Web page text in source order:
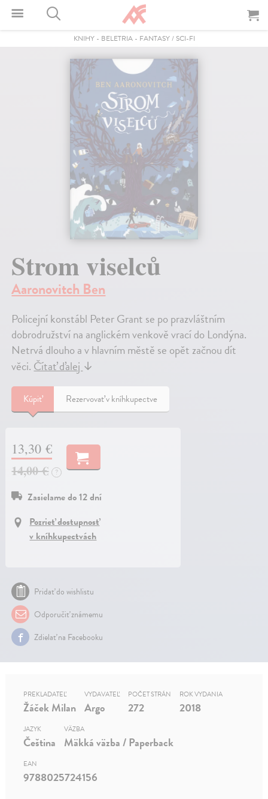
KNIHY- BELETRIA- FANTASY / SCI-FI
Strom viselců
Aaronovitch Ben
Policejní konstábl Peter Grant se po prazvláštním
dobrodružství na anglickém venkově vrací do Londýna.
Netrvá dlouho a v hlavním městě se opět začnou dít
věci. Čítať ďalej ↓
Kúpiť Rezervovať v kníhkupectve
13,30 €
14,00 €
?
Zasielame do 12 dní
Pozrieť dostupnosť
v kníhkupectvách
Pridať do wishlistu
Odporučiť známemu
Zdielať na Facebooku
PREKLADATEĽ
Žáček Milan
VYDAVATEĽ
Argo
POČET STRÁN
272
ROK VYDANIA
2018
JAZYK
Čeština
VÄZBA
Mäkká väzba / Paperback
EAN
9788025724156